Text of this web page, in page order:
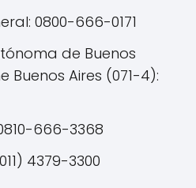
0800-666-0171
de Buenos
Buenos Aires (071-4):
666-3368
4379-3300